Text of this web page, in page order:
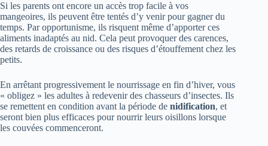
Si les parents ont encore un accès trop facile à vos
mangeoires, ils peuvent être tentés d’y venir pour gagner du
temps. Par opportunisme, ils risquent même d’apporter ces
aliments inadaptés au nid. Cela peut provoquer des carences,
des retards de croissance ou des risques d’étouffement chez les
petits.
En arrêtant progressivement le nourrissage en fin d’hiver, vous
« obligez » les adultes à redevenir des chasseurs d’insectes. Ils
se remettent en condition avant la période de nidification, et
seront bien plus efficaces pour nourrir leurs oisillons lorsque
les couvées commenceront.